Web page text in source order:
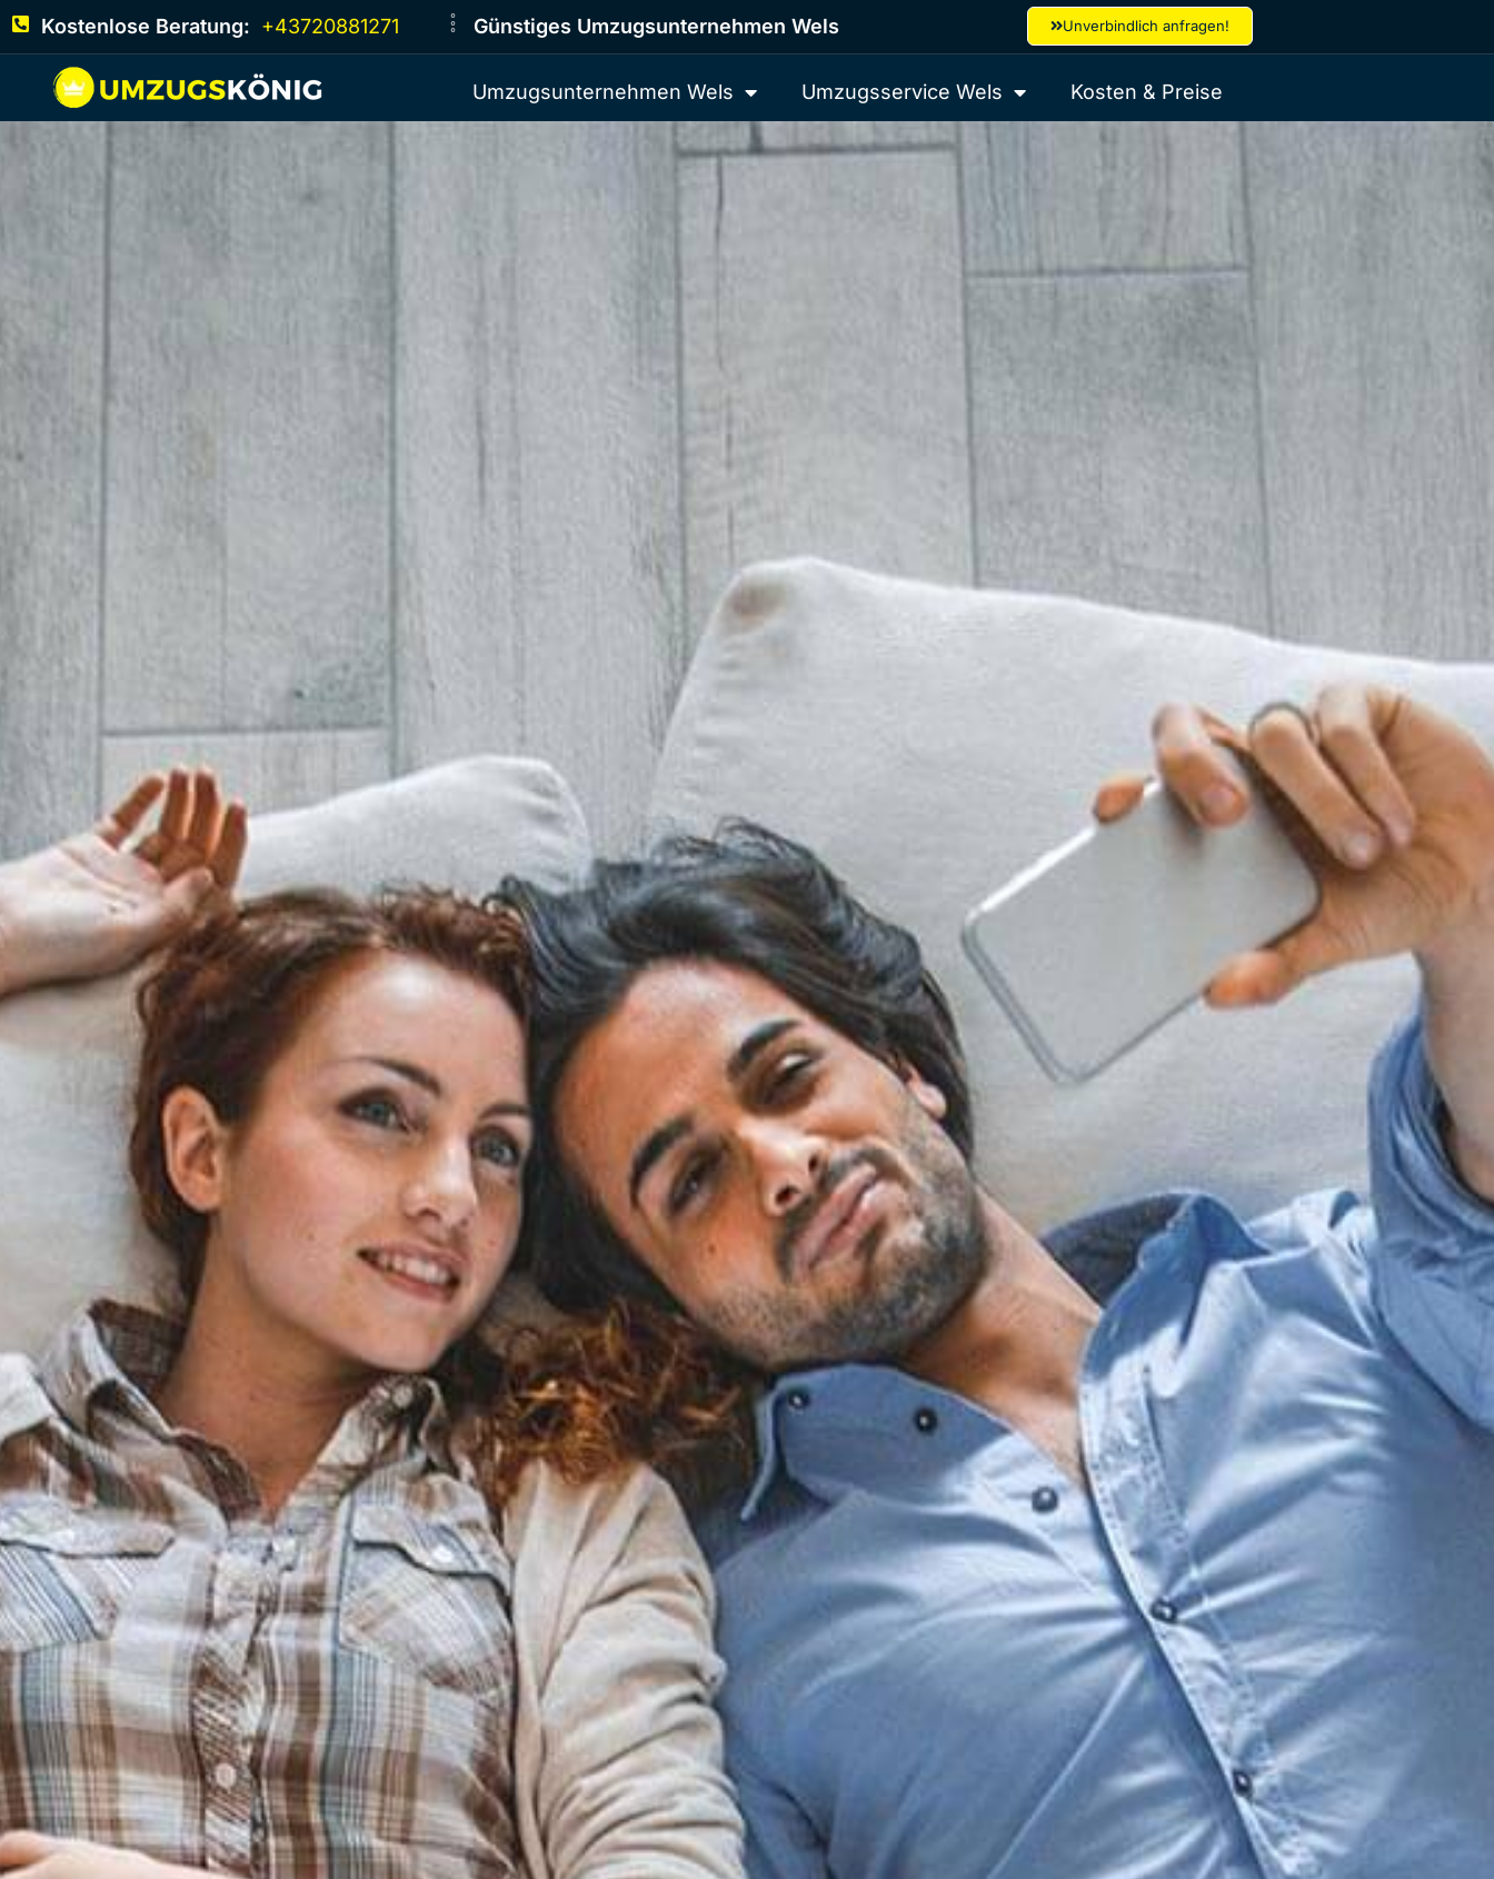
Kostenlose Beratung: +43720881271 Günstiges Umzugsunternehmen Wels Unverbindlich anfragen!
Umzugsunternehmen Wels Umzugsservice Wels Kosten & Preise